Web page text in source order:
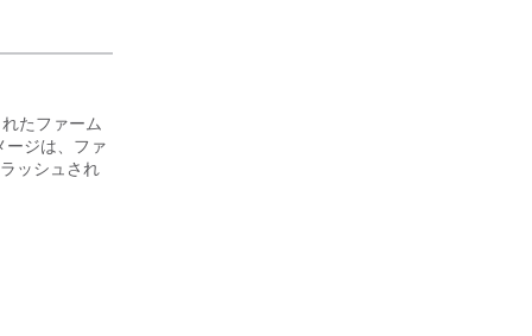
たファーム
ージは、ファ
ッシュされ